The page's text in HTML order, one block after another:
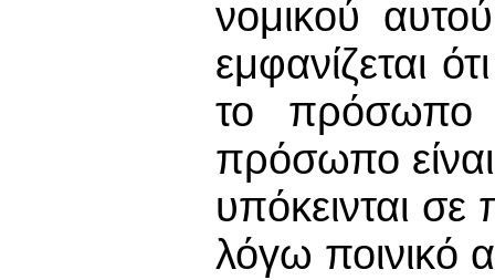
νομικού
εμφανίζεται
το πρόσωπο
πρόσωπο είναι
υπόκεινται σε
λόγω ποινικό